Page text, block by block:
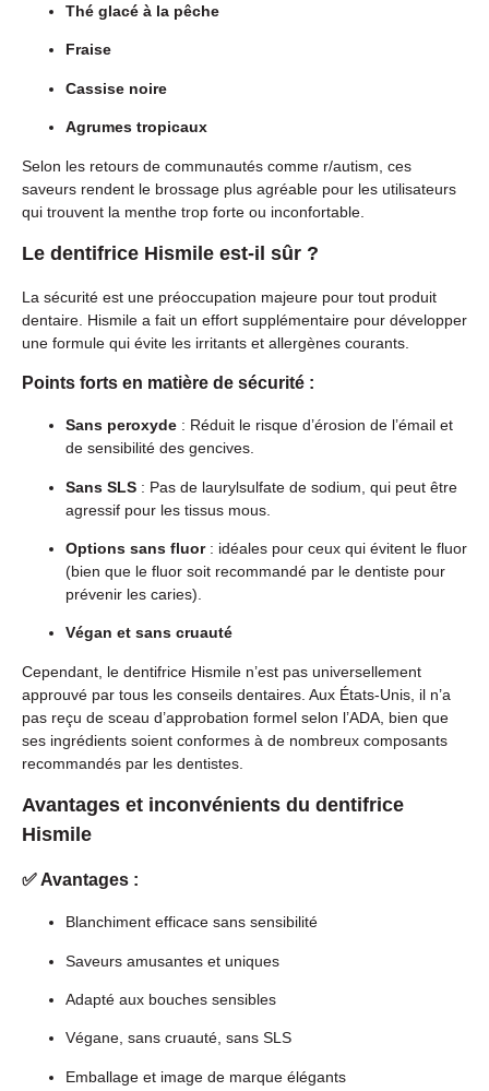
Thé glacé à la pêche
Fraise
Cassise noire
Agrumes tropicaux
Selon les retours de communautés comme r/autism, ces
saveurs rendent le brossage plus agréable pour les utilisateurs
qui trouvent la menthe trop forte ou inconfortable.
Le dentifrice Hismile est-il sûr ?
La sécurité est une préoccupation majeure pour tout produit
dentaire. Hismile a fait un effort supplémentaire pour développer
une formule qui évite les irritants et allergènes courants.
Points forts en matière de sécurité :
Sans peroxyde : Réduit le risque d’érosion de l’émail et
de sensibilité des gencives.
Sans SLS : Pas de laurylsulfate de sodium, qui peut être
agressif pour les tissus mous.
Options sans fluor: idéales pour ceux qui évitent le fluor
(bien que le fluor soit recommandé par le dentiste pour
prévenir les caries).
Végan et sans cruauté
Cependant, le dentifrice Hismile n’est pas universellement
approuvé par tous les conseils dentaires. Aux États-Unis, il n’a
pas reçu de sceau d’approbation formel selon l’ADA, bien que
ses ingrédients soient conformes à de nombreux composants
recommandés par les dentistes.
Avantages et inconvénients du dentifrice
Hismile
✅ Avantages :
Blanchiment efficace sans sensibilité
Saveurs amusantes et uniques
Adapté aux bouches sensibles
Végane, sans cruauté, sans SLS
Emballage et image de marque élégants